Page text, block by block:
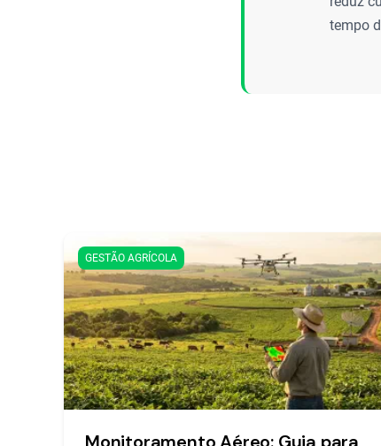
tempo
GESTÃO AGRÍCOLA
Monitoramento Aéreo: Guia para